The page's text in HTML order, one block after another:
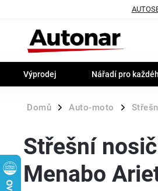
Výprodej Nářadí pro
Domů / Auto-moto /
Střešní
Menabo